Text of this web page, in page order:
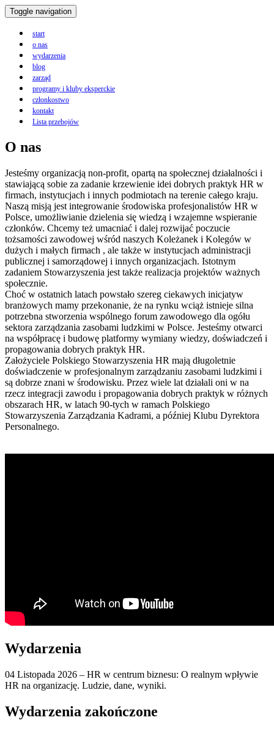
Toggle navigation
start
o nas
wydarzenia
blog
zarząd
programy i kluby eksperckie
członkostwo
kontakt
Lista przebojów
O nas
Jesteśmy organizacją non-profit, opartą na społecznej działalności i
stawiającą sobie za zadanie krzewienie idei dobrych praktyk HR w
firmach, instytucjach i innych podmiotach na terenie całego kraju.
Naszą misją jest integrowanie środowiska profesjonalistów HR w
Polsce, umożliwianie dzielenia się wiedzą i wzajemne wspieranie
członków. Chcemy też umacniać i dalej rozwijać poczucie
tożsamości zawodowej wśród naszych Koleżanek i Kolegów w
dużych i małych firmach , ale także w instytucjach administracji
publicznej i samorządowej i innych organizacjach. Istotnym
zadaniem Stowarzyszenia jest także realizacja projektów ważnych
społecznie.
Choć w ostatnich latach powstało szereg ciekawych inicjatyw
branżowych mamy przekonanie, że na rynku wciąż istnieje silna
potrzebna stworzenia wspólnego forum zawodowego dla ogółu
sektora zarządzania zasobami ludzkimi w Polsce. Jesteśmy otwarci
na współpracę i budowę platformy wymiany wiedzy, doświadczeń i
propagowania dobrych praktyk HR.
Założyciele Polskiego Stowarzyszenia HR mają długoletnie
doświadczenie w profesjonalnym zarządzaniu zasobami ludzkimi i
są dobrze znani w środowisku. Przez wiele lat działali oni w na
rzecz integracji zawodu i propagowania dobrych praktyk w różnych
obszarach HR, w latach 90-tych w ramach Polskiego
Stowarzyszenia Zarządzania Kadrami, a później Klubu Dyrektora
Personalnego.
Wydarzenia
04 Listopada 2026 – HR w centrum biznesu: O realnym wpływie
HR na organizację. Ludzie, dane, wyniki.
Wydarzenia zakończone